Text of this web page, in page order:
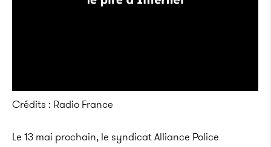
Crédits : Radio France
Le 13 mai prochain, le syndicat Alliance Police